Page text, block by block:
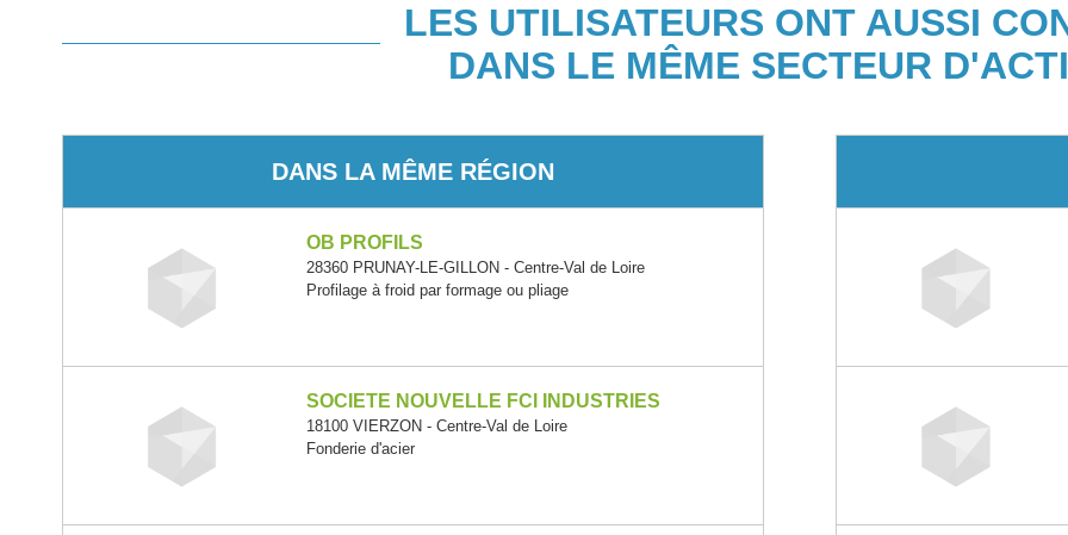
LES UTILISATEURS ONT AUSSI
DANS LE MÊME SECTEUR
DANS LA MÊME RÉGION
OB PROFILS
28360 PRUNAY-LE-GILLON - Centre-Val de Loire
Profilage à froid par formage ou pliage
SOCIETE NOUVELLE FCI INDUSTRIES
18100 VIERZON - Centre-Val de Loire
Fonderie d'acier